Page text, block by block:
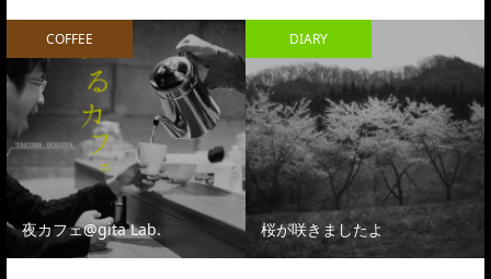
COFFEE
夜カフェ@gita Lab.
DIARY
桜が咲きましたよ